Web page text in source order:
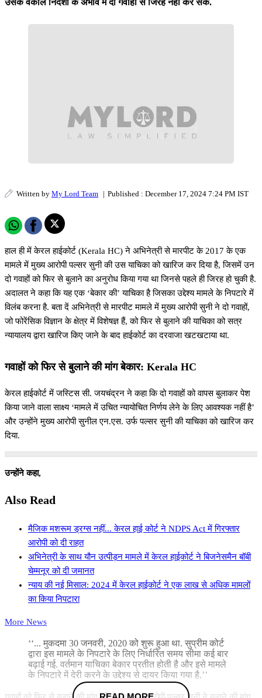
Written by My Lord Team | Published : December 17, 2024 7:24 PM IST
हाल ही में केरल हाईकोर्ट (Kerala HC) ने अभिनेत्री से मारपीट के 2017 के एक
मामले में मुख्य आरोपी पल्सर सुनी की उस याचिका को खारिज कर दिया है, जिसमें उन
दो गवाहों को फिर से बुलाने का अनुरोध किया गया था जिनसे पहले ही जिरह हो चुकी है.
अदालत ने कहा कि यह एक ‘बेकार की’ याचिका है जिसका उद्देश्य मामले के निपटारे में
विलंब करना है. बता दें अभिनेत्री से मारपीट मामले में मुख्य आरोपी सुनी ने दो गवाहों,
जो फोरेंसिक विज्ञान के क्षेत्र में विशेषज्ञ हैं, को फिर से बुलाने की याचिका को सत्र
न्यायालय द्वारा खारिज किए जाने के बाद हाईकोर्ट का दरवाजा खटखटाया था.
गवाहों को फिर से बुलाने की मांग बेकार: Kerala HC
केरल हाईकोर्ट में जस्टिस सी. जयचंद्रन ने कहा कि दो गवाहों को वापस बुलाकर पेश
किया जाने वाला साक्ष्य ‘मामले में उचित न्यायोचित निर्णय लेने के लिए आवश्यक नहीं है’
और उन्होंने मुख्य आरोपी सुनील एन.एस. उर्फ ​​पल्सर सुनी की याचिका को खारिज कर
दिया.
उन्होंने कहा,
Also Read
मैजिक मशरूम ड्रग्स नहीं... केरल हाई कोर्ट ने NDPS Act में गिरफ्तार
आरोपी को दी राहत
अभिनेत्री के साथ यौन उत्पीड़न मामले में केरल हाईकोर्ट ने बिजनेसमैन बॉबी
चेम्मनूर को दी जमानत
न्याय की नई मिसाल: 2024 में केरल हाईकोर्ट ने एक लाख से अधिक मामलों
का किया निपटारा
More News
‘‘... मुकदमा 30 जनवरी, 2020 को शुरू हुआ था. सुप्रीम कोर्ट
द्वारा इस मामले के निपटारे के लिए निर्धारित समय सीमा कई बार
बढ़ाई गई. वर्तमान याचिका बेकार प्रतीत होती है और इसे मामले
के निपटारे में देरी करने के उद्देश्य से दायर किया गया है.’’